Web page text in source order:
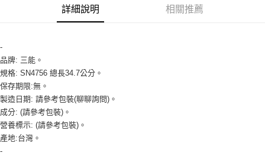
AFTEE先享後付
便利好安心！
１．簡單：不需註冊會員、不需綁卡、不需儲值。
２．便利：只要手機號碼，簡訊認證，即可結帳。
【「AFTEE先享後付」結帳流程】
１．於結帳方式選擇「AFTEE先享後付」後，將跳轉至「AFTEE先享後付」
結帳頁面，進行簡訊認證並確認金額後，即可完成結帳。
運送方式
全家取貨付款-重量限制含紙箱10kg，請控制商品重量在9~9.5
kg
每筆NT$90，滿NT$990(含以上)免運費
詳細說明 相關推薦
-
品牌: 三能。
規格: SN4756 總長34.7公分。
保存期限:無。
製造日期: 請參考包裝(聊聊詢問)。
成分: (請參考包裝)。
營養標示: (請參考包裝)。
產地:台灣。
-